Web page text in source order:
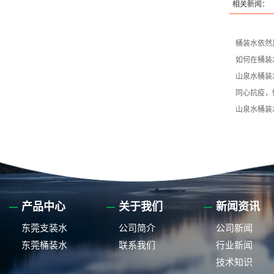
相关新闻：
桶装水依
如何在桶
山泉水桶
同心抗疫
山泉水桶
产品中心
东莞支装水
东莞桶装水
关于我们
公司简介
联系我们
新闻资讯
公司新闻
行业新闻
技术知识